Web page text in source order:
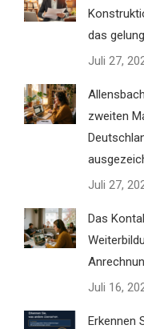
das
Juli 27,
zweiten
Juli 27,
Das
Juli 16,
Erkennen